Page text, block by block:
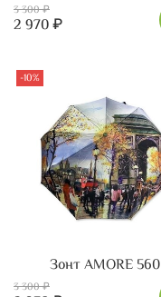
3 300 ₽
2 970 ₽
-10%
Зонт AMORE 560
3 300 ₽